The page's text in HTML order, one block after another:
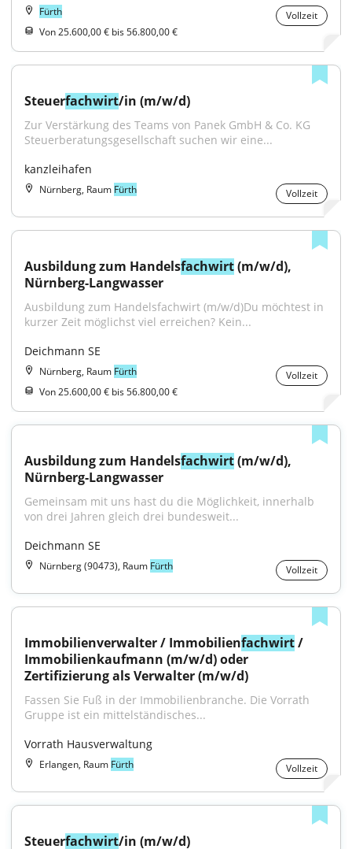
Fürth
Vollzeit
Von 25.600,00 € bis 56.800,00 €
Steuerfachwirt/in (m/w/d)
Zur Verstärkung des Teams von Panek GmbH & Co. KG
Steuerberatungsgesellschaft suchen wir eine...
kanzleihafen
Nürnberg, Raum Fürth Vollzeit
Ausbildung zum Handelsfachwirt (m/w/d),
Nürnberg-Langwasser
Ausbildung zum Handelsfachwirt (m/w/d)Du möchtest in
kurzer Zeit möglichst viel erreichen? Kein...
Deichmann SE
Nürnberg, Raum Fürth
Vollzeit
Von 25.600,00 € bis 56.800,00 €
Ausbildung zum Handelsfachwirt (m/w/d),
Nürnberg-Langwasser
Gemeinsam mit uns hast du die Möglichkeit, innerhalb
von drei Jahren gleich drei bundesweit...
Deichmann SE
Nürnberg (90473), Raum Fürth Vollzeit
Immobilienverwalter / Immobilienfachwirt /
Immobilienkaufmann (m/w/d) oder
Zertifizierung als Verwalter (m/w/d)
Fassen Sie Fuß in der Immobilienbranche. Die Vorrath
Gruppe ist ein mittelständisches...
Vorrath Hausverwaltung
Erlangen, Raum Fürth Vollzeit
Steuerfachwirt/in (m/w/d)